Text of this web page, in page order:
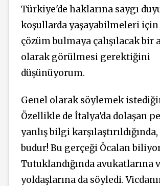
Türkiye'de haklarına saygı
koşullarda yaşayabilmeleri
çözüm bulmaya çalışılacak bir
olarak görülmesi gerektiğini
düşünüyorum.
Genel olarak söylemek
Özellikle de İtalya'da dolaşan
yanlış bilgi
budur! Bu gerçeği Öcalan
Tutuklandığında avukatlarına
yoldaşlarına da söyledi.